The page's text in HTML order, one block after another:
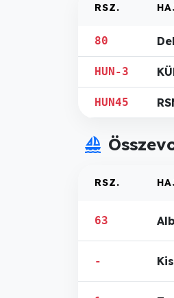
RSZ.
80
HUN-3
HUN45
sailing
RSZ.
63
-